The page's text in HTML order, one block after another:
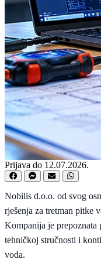
Prijava do 12.07.2026.
Nobilis d.o.o. od svog
rješenja za tretman pitke
Kompanija je prepoznata
tehničkoj stručnosti i
voda.